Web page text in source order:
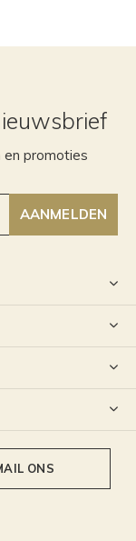
en promoties
AANMELDEN
ONS